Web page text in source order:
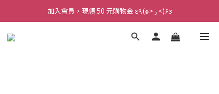
加入會員，現領 50 元購物金 ε٩(๑> ₃ <)۶з
加入會員，現領 50 元購物金 ε٩(๑> ₃ <)۶з
全館滿 800 元 就免運 🚚